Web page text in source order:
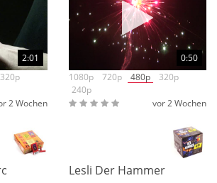
2:01
320p
2 Wochen
Cracker Päckchen 2010
0:50
1080p
720p 480p
320p
240p
vor 2 Wochen
Lesli Der Hammer XXL